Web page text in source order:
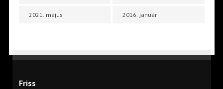
2021. május 2016. január
Friss